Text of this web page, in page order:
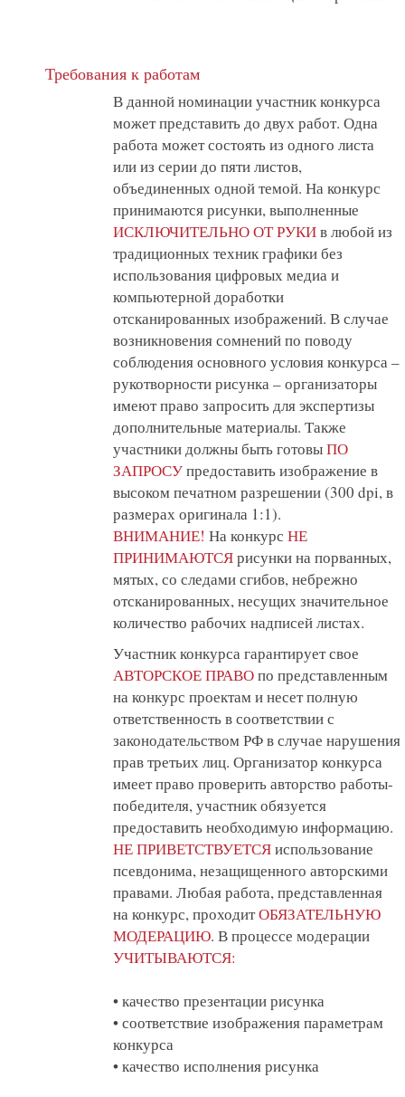
Требования к работам
В данной номинации участник конкурса
может представить до двух работ. Одна
работа может состоять из одного листа
или из серии до пяти листов,
объединенных одной темой. На конкурс
принимаются рисунки, выполненные
ИСКЛЮЧИТЕЛЬНО ОТ РУКИв любой из
традиционных техник графики без
использования цифровых медиа и
компьютерной доработки
отсканированных изображений. В случае
возникновения сомнений по поводу
соблюдения основного условия конкурса –
рукотворности рисунка – организаторы
имеют право запросить для экспертизы
дополнительные материалы. Также
участники должны быть готовыПО
ЗАПРОСУпредоставить изображение в
высоком печатном разрешении (300 dpi, в
размерах оригинала 1:1).
ВНИМАНИЕ! На конкурс НЕ
ПРИНИМАЮТСЯрисунки на порванных,
мятых, со следами сгибов, небрежно
отсканированных, несущих значительное
количество рабочих надписей листах.
Участник конкурса гарантирует свое
АВТОРСКОЕ ПРАВОпо представленным
на конкурс проектам и несет полную
ответственность в соответствии с
законодательством РФ в случае нарушения
прав третьих лиц. Организатор конкурса
имеет право проверить авторство работы-
победителя, участник обязуется
предоставить необходимую информацию.
НЕ ПРИВЕТСТВУЕТСЯиспользование
псевдонима, незащищенного авторскими
правами. Любая работа, представленная
на конкурс, проходитОБЯЗАТЕЛЬНУЮ
МОДЕРАЦИЮ. В процессе модерации
УЧИТЫВАЮТСЯ:
• качество презентации рисунка
• соответствие изображения параметрам
конкурса
• качество исполнения рисунка